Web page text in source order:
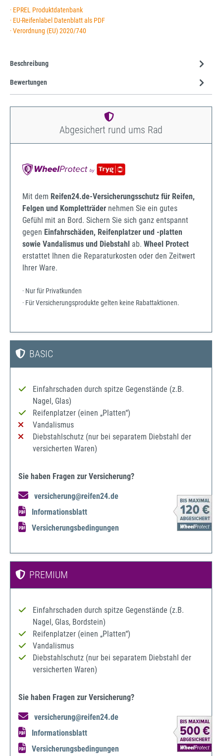
· EPREL Produktdatenbank
· EU-Reifenlabel Datenblatt als PDF
· Verordnung (EU) 2020/740
Beschreibung
Bewertungen
Abgesichert rund ums Rad
Mit dem Reifen24.de-Versicherungsschutz für Reifen,
Felgen und Kompletträder nehmen Sie ein gutes
Gefühl mit an Bord. Sichern Sie sich ganz entspannt
gegen Einfahrschäden, Reifenplatzer und -platten
sowie Vandalismus und Diebstahl ab. Wheel Protect
erstattet Ihnen die Reparaturkosten oder den Zeitwert
Ihrer Ware.
· Nur für Privatkunden
· Für Versicherungsprodukte gelten keine Rabattaktionen.
BASIC
Einfahrschaden durch spitze Gegenstände (z.B.
Nagel, Glas)
Reifenplatzer (einen „Platten“)
Vandalismus
Diebstahlschutz (nur bei separatem Diebstahl der
versicherten Waren)
Sie haben Fragen zur Versicherung?
versicherung@reifen24.de
Informationsblatt
Versicherungsbedingungen
PREMIUM
Einfahrschaden durch spitze Gegenstände (z.B.
Nagel, Glas, Bordstein)
Reifenplatzer (einen „Platten“)
Vandalismus
Diebstahlschutz (nur bei separatem Diebstahl der
versicherten Waren)
Sie haben Fragen zur Versicherung?
versicherung@reifen24.de
Informationsblatt
Versicherungsbedingungen